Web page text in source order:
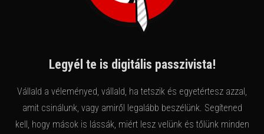
Legyél te is digitális passzivista!
Vállald a véleményed, vállald, ha tetszik és egyetértesz azzal,
amit csinálunk, vagy amiről legalább beszélünk. Segítened
kell, hogy mások is lássák, miért lesz velünk és tőlünk minden